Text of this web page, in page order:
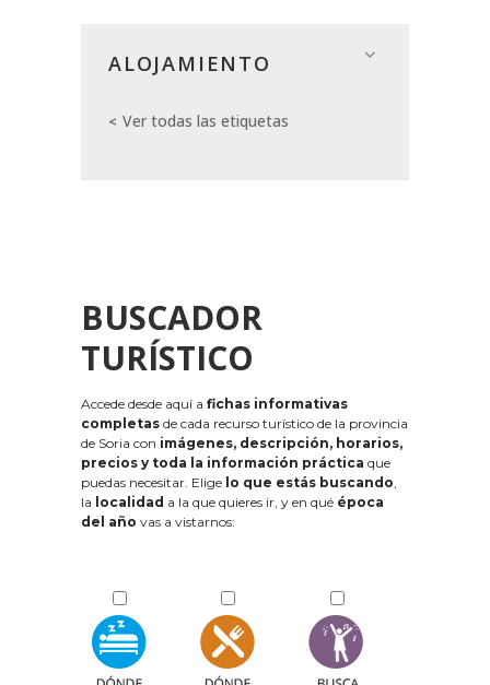
ALOJAMIENTO
Ver todas las etiquetas
BUSCADOR
TURÍSTICO
Accede desde aquí a fichas informativas
completas de cada recurso turístico de la provincia
de Soria con imágenes, descripción, horarios,
precios y toda la información práctica que
puedas necesitar. Elige lo que estás buscando,
la localidad a la que quieres ir, y en qué época
del año vas a vistarnos: